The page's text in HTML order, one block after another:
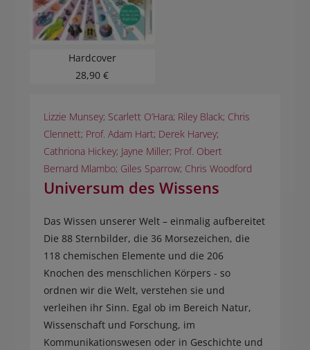
Hardcover
28,90 €
Lizzie Munsey; Scarlett O’Hara; Riley Black; Chris
Clennett; Prof. Adam Hart; Derek Harvey;
Cathriona Hickey; Jayne Miller; Prof. Obert
Bernard Mlambo; Giles Sparrow; Chris Woodford
Universum des Wissens
Das Wissen unserer Welt – einmalig aufbereitet
Die 88 Sternbilder, die 36 Morsezeichen, die
118 chemischen Elemente und die 206
Knochen des menschlichen Körpers - so
ordnen wir die Welt, verstehen sie und
verleihen ihr Sinn. Egal ob im Bereich Natur,
Wissenschaft und Forschung, im
Kommunikationswesen oder in Geschichte und